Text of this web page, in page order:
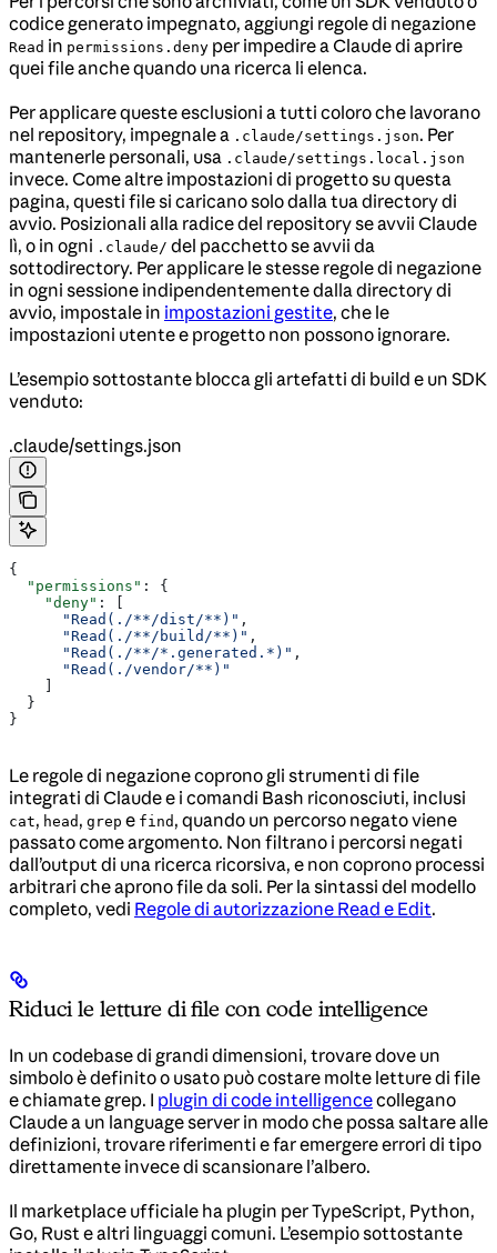
codice generato impegnato, aggiungi regole di negazione
Read in permissions.deny per impedire a Claude di aprire
quei file anche quando una ricerca li elenca.
Per applicare queste esclusioni a tutti coloro che lavorano
nel repository, impegnale a .claude/settings.json. Per
mantenerle personali, usa .claude/settings.local.json
invece. Come altre impostazioni di progetto su questa
pagina, questi file si caricano solo dalla tua directory di
avvio. Posizionali alla radice del repository se avvii Claude
lì, o in ogni .claude/ del pacchetto se avvii da
sottodirectory. Per applicare le stesse regole di negazione
in ogni sessione indipendentemente dalla directory di
avvio, impostale in impostazioni gestite, che le
impostazioni utente e progetto non possono ignorare.
L’esempio sottostante blocca gli artefatti di build e un SDK
venduto:
.claude/settings.json
{
  "permissions"
: {
    "deny"
: [
      "Read(./**/dist/**)"
,
      "Read(./**/build/**)"
,
      "Read(./**/*.generated.*)"
,
      "Read(./vendor/**)"
    ]
  }
}
Le regole di negazione coprono gli strumenti di file
integrati di Claude e i comandi Bash riconosciuti, inclusi
cat, head , grep e find , quando un percorso negato viene
passato come argomento. Non filtrano i percorsi negati
dall’output di una ricerca ricorsiva, e non coprono processi
arbitrari che aprono file da soli. Per la sintassi del modello
completo, vedi Regole di autorizzazione Read e Edit.
Riduci le letture di file con code intelligence
In un codebase di grandi dimensioni, trovare dove un
simbolo è definito o usato può costare molte letture di file
e chiamate grep. I plugin di code intelligencecollegano
Claude a un language server in modo che possa saltare alle
definizioni, trovare riferimenti e far emergere errori di tipo
direttamente invece di scansionare l’albero.
Il marketplace ufficiale ha plugin per TypeScript, Python,
Go, Rust e altri linguaggi comuni. L’esempio sottostante